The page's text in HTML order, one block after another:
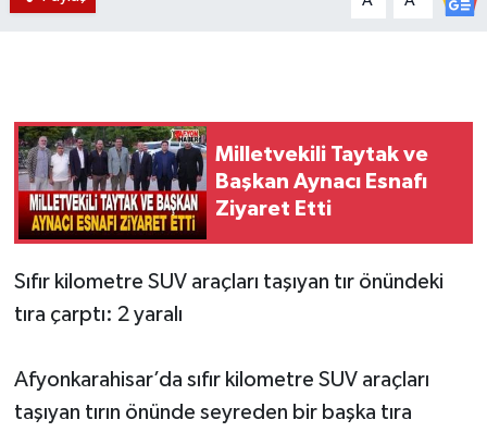
Milletvekili Taytak ve
Başkan Aynacı Esnafı
Ziyaret Etti
Sıfır kilometre SUV araçları taşıyan tır önündeki
tıra çarptı: 2 yaralı
Afyonkarahisar’da sıfır kilometre SUV araçları
taşıyan tırın önünde seyreden bir başka tıra